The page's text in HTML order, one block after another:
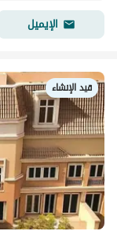
الإيميل
قيد الإنشاء